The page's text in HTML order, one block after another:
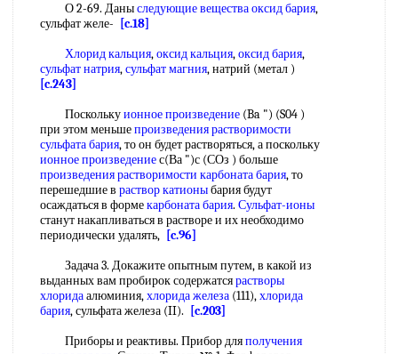
О 2-69. Даныследующие веществаоксид бария,
сульфат желе-
[c.18]
Хлорид кальция,оксид кальция,оксид бария,
сульфат натрия,сульфат магния, натрий (метал )
[c.243]
Посколькуионное произведение (Ba ") (S04 )
при этом меньшепроизведения растворимости
сульфата бария, то он будет растворяться, а поскольку
ионное произведениес(Ва ")с (СОз ) больше
произведения растворимости карбоната бария, то
перешедшие в раствор катионыбария будут
осаждаться в формекарбоната бария. Сульфат-ионы
станут накапливаться в растворе и их необходимо
периодически удалять, [c.96]
Задача 3. Докажите опытным путем, в какой из
выданных вам пробирок содержатсярастворы
хлоридаалюминия,хлорида железа (111),хлорида
бария, сульфата железа (II).
[c.203]
Приборы и реактивы. Прибор дляполучения